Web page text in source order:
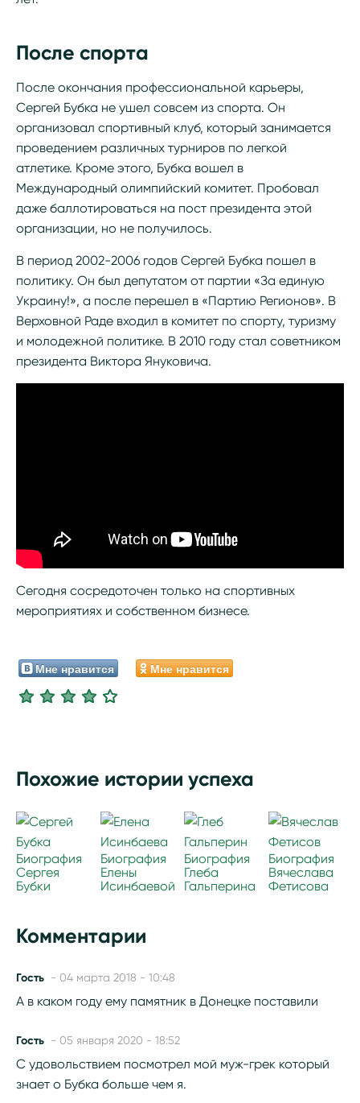
После спорта
После окончания профессиональной карьеры,
Сергей Бубка не ушел совсем из спорта. Он
организовал спортивный клуб, который занимается
проведением различных турниров по легкой
атлетике. Кроме этого, Бубка вошел в
Международный олимпийский комитет. Пробовал
даже баллотироваться на пост президента этой
организации, но не получилось.
В период 2002-2006 годов Сергей Бубка пошел в
политику. Он был депутатом от партии «За единую
Украину!», а после перешел в «Партию Регионов». В
Верховной Раде входил в комитет по спорту, туризму
и молодежной политике. В 2010 году стал советником
президента Виктора Януковича.
Сегодня сосредоточен только на спортивных
мероприятиях и собственном бизнесе.
Мне нравится Мне нравится
Похожие истории успеха
Биография
Сергея
Бубки
Биография
Елены
Исинбаевой
Биография
Глеба
Гальперина
Биография
Вячеслава
Фетисова
Комментарии
Гость - 04 марта 2018 - 10:48
А в каком году ему памятник в Донецке поставили
Гость - 05 января 2020 - 18:52
С удовольствием посмотрел мой муж-грек который
знает о Бубка больше чем я.